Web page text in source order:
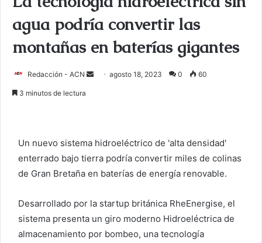
agua podría convertir las
montañas en baterías gigantes
Redacción - ACN
r
u
n
o
r
agosto 18, 2023 0 60
3 minutos de lectura
Un nuevo sistema hidroeléctrico de 'alta densidad'
enterrado bajo tierra podría convertir miles de colinas
de Gran Bretaña en baterías de energía renovable.
Desarrollado por la startup británica RheEnergise, el
sistema presenta un giro moderno Hidroeléctrica de
almacenamiento por bombeo, una tecnología